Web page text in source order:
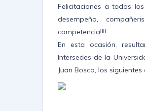
Felicitaciones a todos
desempeño,
competencia!!!!.
En esta ocasión,
Intersedes de la
Juan Bosco, los siguientes